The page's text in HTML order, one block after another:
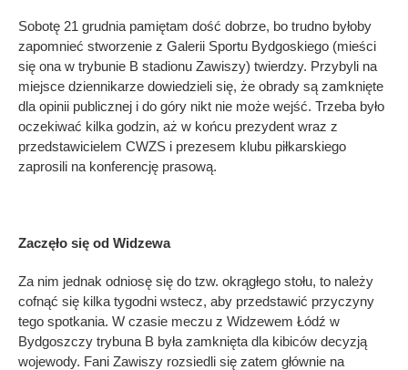
Sobotę 21 grudnia pamiętam dość dobrze, bo trudno byłoby
zapomnieć stworzenie z Galerii Sportu Bydgoskiego (mieści
się ona w trybunie B stadionu Zawiszy) twierdzy. Przybyli na
miejsce dziennikarze dowiedzieli się, że obrady są zamknięte
dla opinii publicznej i do góry nikt nie może wejść. Trzeba było
oczekiwać kilka godzin, aż w końcu prezydent wraz z
przedstawicielem CWZS i prezesem klubu piłkarskiego
zaprosili na konferencję prasową.
Zaczęło się od Widzewa
Za nim jednak odniosę się do tzw. okrągłego stołu, to należy
cofnąć się kilka tygodni wstecz, aby przedstawić przyczyny
tego spotkania. W czasie meczu z Widzewem Łódź w
Bydgoszczy trybuna B była zamknięta dla kibiców decyzją
wojewody. Fani Zawiszy rozsiedli się zatem głównie na